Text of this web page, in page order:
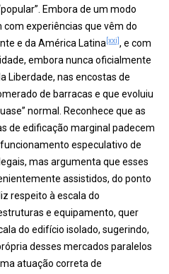
Embora de um modo
experiências que vêm do
e da América Latina [xxi], e com
embora nunca oficialmente
Liberdade, nas encostas de
de barracas e que evoluiu
normal. Reconhece que as
de edificação marginal padecem
especulativo de
mas argumenta que esses
assistidos, do ponto
respeito à escala do
e equipamento, quer
do edifício isolado, sugerindo,
desses mercados paralelos
atuação correta de